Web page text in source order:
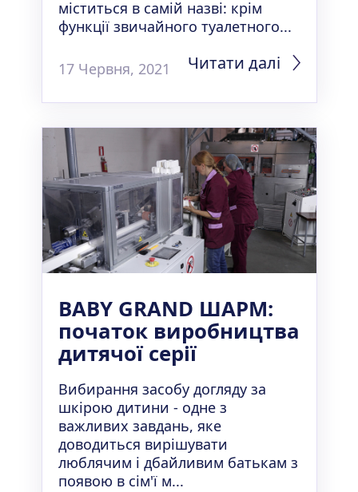
міститься в самій назві: крім
функції звичайного туалетного...
17 Червня, 2021 Читати далі
BABY GRAND ШАРМ:
початок виробництва
дитячої серії
Вибирання засобу догляду за
шкірою дитини - одне з
важливих завдань, яке
доводиться вирішувати
люблячим і дбайливим батькам з
появою в сім'ї м...